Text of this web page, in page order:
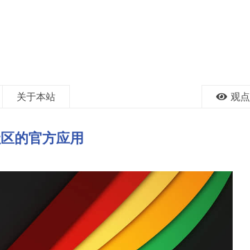
关于本站 观点
的官方应用